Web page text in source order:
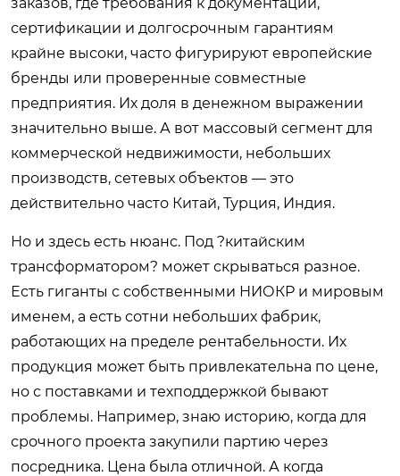
сертификации и долгосрочным гарантиям
крайне высоки, часто фигурируют европейские
бренды или проверенные совместные
предприятия. Их доля в денежном выражении
значительно выше. А вот массовый сегмент для
коммерческой недвижимости, небольших
производств, сетевых объектов — это
действительно часто Китай, Турция, Индия.
Но и здесь есть нюанс. Под ?китайским
трансформатором? может скрываться разное.
Есть гиганты с собственными НИОКР и мировым
именем, а есть сотни небольших фабрик,
работающих на пределе рентабельности. Их
продукция может быть привлекательна по цене,
но с поставками и техподдержкой бывают
проблемы. Например, знаю историю, когда для
срочного проекта закупили партию через
посредника. Цена была отличной. А когда